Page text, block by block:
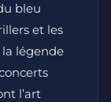
bleu
et les
légende
l’art